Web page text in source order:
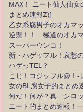
MAX！ ニート仙人仙
まとめ速報Z)]
乙女系腐男子のオカマ
逆襲！！ 極道のオカマ
スーパーウンコ！
新・ハゲッフル！哀愁
ハゲっTEL？
こじ！コジッフル@！-
女のBL腐女子的まとめ
何だ！何が？真・シ
ニート的まとめ速報！